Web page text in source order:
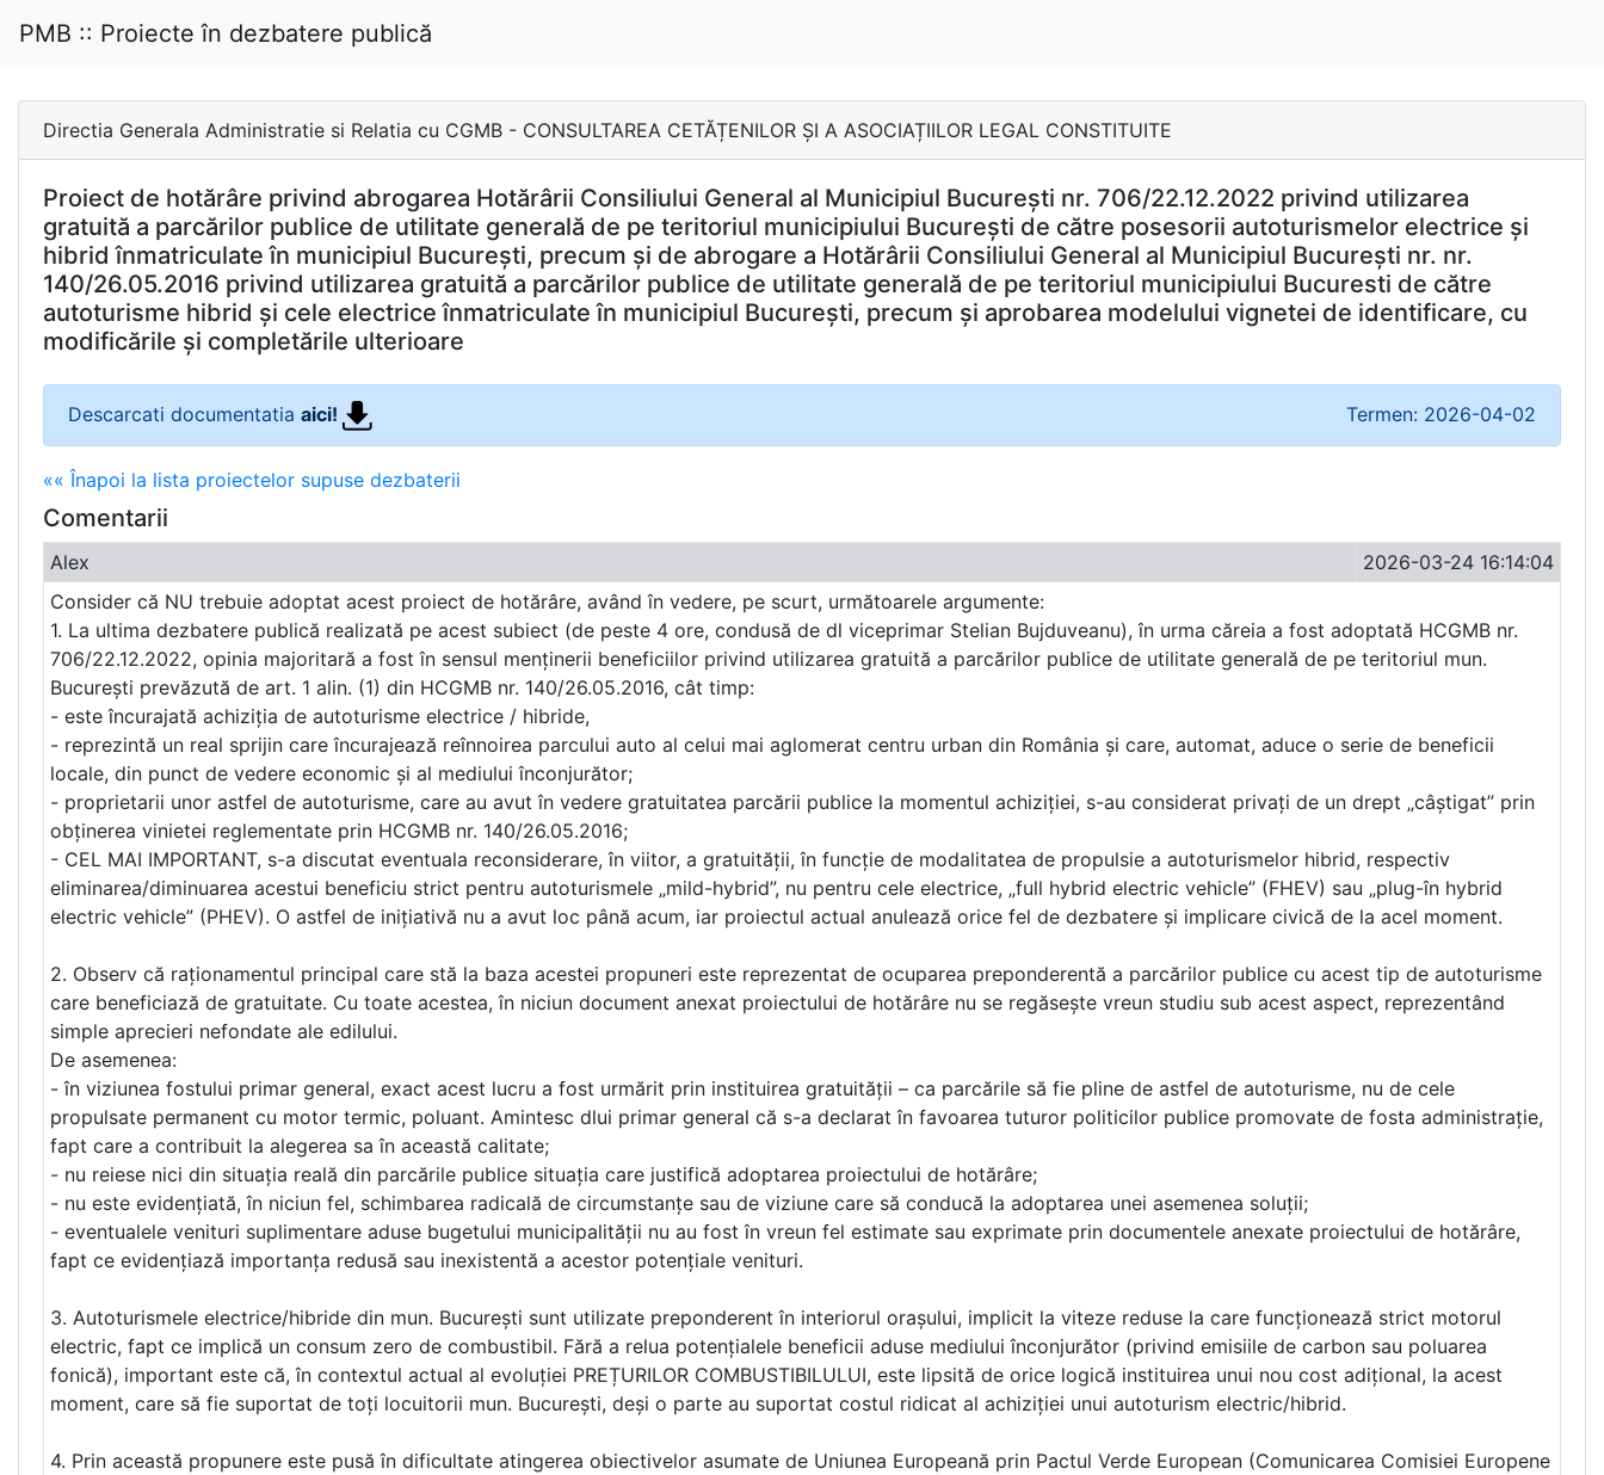
PMB :: Proiecte în dezbatere publică
Directia Generala Administratie si Relatia cu CGMB - CONSULTAREA CETĂȚENILOR ȘI A ASOCIAȚIILOR LEGAL CONSTITUITE
Proiect de hotărâre privind abrogarea Hotărârii Consiliului General al Municipiul București nr. 706/22.12.2022 privind utilizarea
gratuită a parcărilor publice de utilitate generală de pe teritoriul municipiului București de către posesorii autoturismelor electrice și
hibrid înmatriculate în municipiul București, precum și de abrogare a Hotărârii Consiliului General al Municipiul București nr. nr.
140/26.05.2016 privind utilizarea gratuită a parcărilor publice de utilitate generală de pe teritoriul municipiului Bucuresti de către
autoturisme hibrid și cele electrice înmatriculate în municipiul București, precum și aprobarea modelului vignetei de identificare, cu
modificările și completările ulterioare
Descarcati documentatia aici! Termen: 2026-04-02
«« Înapoi la lista proiectelor supuse dezbaterii
Comentarii
Alex
2026-03-24 16:14:04
Consider că NU trebuie adoptat acest proiect de hotărâre, având în vedere, pe scurt, următoarele argumente:
1. La ultima dezbatere publică realizată pe acest subiect (de peste 4 ore, condusă de dl viceprimar Stelian Bujduveanu), în urma căreia a fost adoptată HCGMB nr.
706/22.12.2022, opinia majoritară a fost în sensul menținerii beneficiilor privind utilizarea gratuită a parcărilor publice de utilitate generală de pe teritoriul mun.
București prevăzută de art. 1 alin. (1) din HCGMB nr. 140/26.05.2016, cât timp:
- este încurajată achiziția de autoturisme electrice / hibride,
- reprezintă un real sprijin care încurajează reînnoirea parcului auto al celui mai aglomerat centru urban din România și care, automat, aduce o serie de beneficii
locale, din punct de vedere economic și al mediului înconjurător;
- proprietarii unor astfel de autoturisme, care au avut în vedere gratuitatea parcării publice la momentul achiziției, s-au considerat privați de un drept „câștigat” prin
obținerea vinietei reglementate prin HCGMB nr. 140/26.05.2016;
- CEL MAI IMPORTANT, s-a discutat eventuala reconsiderare, în viitor, a gratuității, în funcție de modalitatea de propulsie a autoturismelor hibrid, respectiv
eliminarea/diminuarea acestui beneficiu strict pentru autoturismele „mild-hybrid”, nu pentru cele electrice, „full hybrid electric vehicle” (FHEV) sau „plug-în hybrid
electric vehicle” (PHEV). O astfel de inițiativă nu a avut loc până acum, iar proiectul actual anulează orice fel de dezbatere și implicare civică de la acel moment.
2. Observ că raționamentul principal care stă la baza acestei propuneri este reprezentat de ocuparea preponderentă a parcărilor publice cu acest tip de autoturisme
care beneficiază de gratuitate. Cu toate acestea, în niciun document anexat proiectului de hotărâre nu se regăsește vreun studiu sub acest aspect, reprezentând
simple aprecieri nefondate ale edilului.
De asemenea:
- în viziunea fostului primar general, exact acest lucru a fost urmărit prin instituirea gratuității – ca parcările să fie pline de astfel de autoturisme, nu de cele
propulsate permanent cu motor termic, poluant. Amintesc dlui primar general că s-a declarat în favoarea tuturor politicilor publice promovate de fosta administrație,
fapt care a contribuit la alegerea sa în această calitate;
- nu reiese nici din situația reală din parcările publice situația care justifică adoptarea proiectului de hotărâre;
- nu este evidențiată, în niciun fel, schimbarea radicală de circumstanțe sau de viziune care să conducă la adoptarea unei asemenea soluții;
- eventualele venituri suplimentare aduse bugetului municipalității nu au fost în vreun fel estimate sau exprimate prin documentele anexate proiectului de hotărâre,
fapt ce evidențiază importanța redusă sau inexistentă a acestor potențiale venituri.
3. Autoturismele electrice/hibride din mun. București sunt utilizate preponderent în interiorul orașului, implicit la viteze reduse la care funcționează strict motorul
electric, fapt ce implică un consum zero de combustibil. Fără a relua potențialele beneficii aduse mediului înconjurător (privind emisiile de carbon sau poluarea
fonică), important este că, în contextul actual al evoluției PREȚURILOR COMBUSTIBILULUI, este lipsită de orice logică instituirea unui nou cost adițional, la acest
moment, care să fie suportat de toți locuitorii mun. București, deși o parte au suportat costul ridicat al achiziției unui autoturism electric/hibrid.
4. Prin această propunere este pusă în dificultate atingerea obiectivelor asumate de Uniunea Europeană prin Pactul Verde European (Comunicarea Comisiei Europene